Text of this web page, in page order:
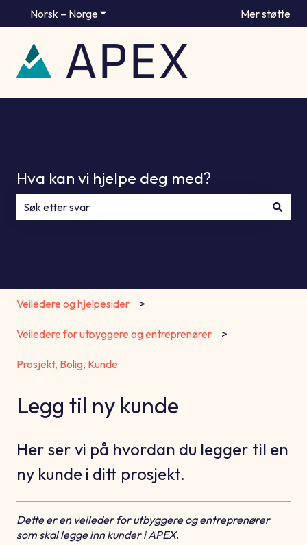
Norsk – NorgeVis undermeny for oversettelserMer støtte
Hva kan vi hjelpe deg med?
Veiledere og hjelpesider
Veiledere for utbyggere og entreprenører
Prosjekt, Bolig, Kunde
Legg til ny kunde
Her ser vi på hvordan du legger til en
ny kunde i ditt prosjekt.
Dette er en veileder for utbyggere og entreprenører
som skal legge inn kunder i APEX.